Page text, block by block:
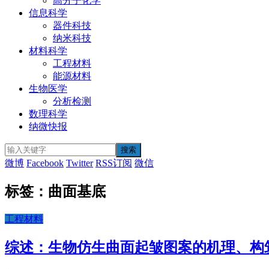
信息科学
器件科技
纳米科技
材料科学
工程材料
能源材料
生物医学
分析检测
数理科学
纳微快报
微博 Facebook Twitter RSS订阅 微信
标签：曲面基底
工程材料
综述：生物仿生曲面起皱图案的机理、构